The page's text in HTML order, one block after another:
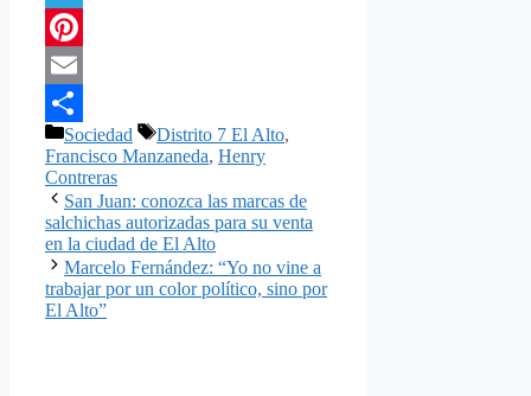
Telegram
Pinterest
Email
Compartir
Categorías
Sociedad Etiquetas
Distrito 7 El Alto,
Francisco Manzaneda, Henry
Contreras
San Juan: conozca las marcas de
salchichas autorizadas para su venta
en la ciudad de El Alto
Marcelo Fernández: “Yo no vine a
trabajar por un color político, sino por
El Alto”